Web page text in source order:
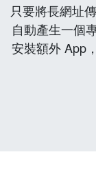
只要將長網址
自動產生一個
安裝額外 App